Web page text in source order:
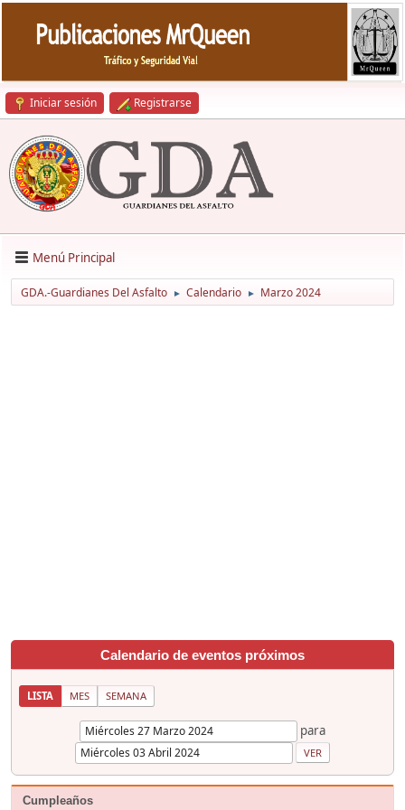
Iniciar sesión Registrarse
Menú Principal
GDA.-Guardianes Del Asfalto ► Calendario ► Marzo 2024
Calendario de eventos próximos
LISTA MES SEMANA
para
Cumpleaños